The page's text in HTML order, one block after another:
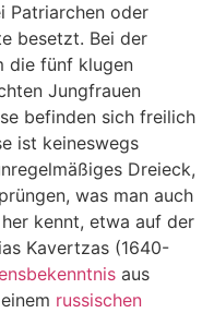
Patriarchen oder
besetzt. Bei der
die fünf klugen
Jungfrauen
befinden sich freilich
ist keineswegs
Dreieck,
was man auch
kennt, etwa auf der
Kavertzas (1640-
aus
russischen